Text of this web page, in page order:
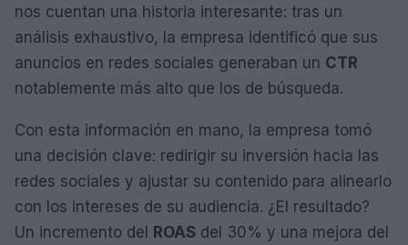
nos cuentan una historia interesante: tras un
análisis exhaustivo, la empresa identificó que sus
anuncios en redes sociales generaban un CTR
notablemente más alto que los de búsqueda.
Con esta información en mano, la empresa tomó
una decisión clave: redirigir su inversión hacia las
redes sociales y ajustar su contenido para alinearlo
con los intereses de su audiencia. ¿El resultado?
Un incremento del ROAS del 30% y una mejora del